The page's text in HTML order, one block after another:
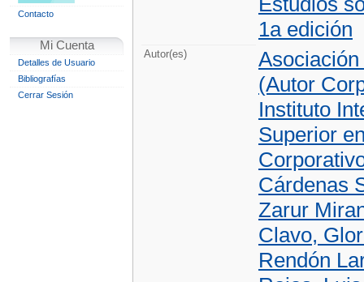
Contacto
Mi Cuenta
Detalles de Usuario
Bibliografías
Cerrar Sesión
1a edición
Autor(es)
(Autor
Instituto
Superior
Cárdenas
Zarur
Clavo,
Rendón